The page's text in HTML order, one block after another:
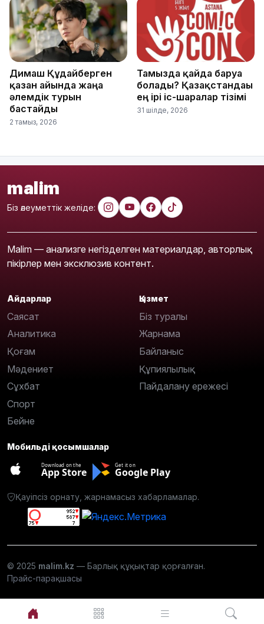
Димаш Құдайберген
қазан айында жаңа
әлемдік турын
бастайды
2 тамыз, 2026
Тамызда қайда баруға
болады? Қазақстандағы
ең ірі іс-шаралар тізімі
31 шілде, 2026
malim
Біз әлеуметтік желіде:
Malim — анализге негізделген материалдар, авторлық
пікірлер мен эксклюзив контент.
Айдарлар
Саясат
Аналитика
Қоғам
Мәдениет
Сұхбат
Спорт
Бейне
Қызмет
Біз туралы
Жарнама
Байланыс
Құпиялылық
Пайдалану ережесі
Мобильді қосымшалар
Download on the
App Store
Get it on
Google Play
Қауіпсіз орнату, жарнамасыз хабарламалар.
© 2025 malim.kz — Барлық құқықтар қорғалған.
Прайс-парақшасы